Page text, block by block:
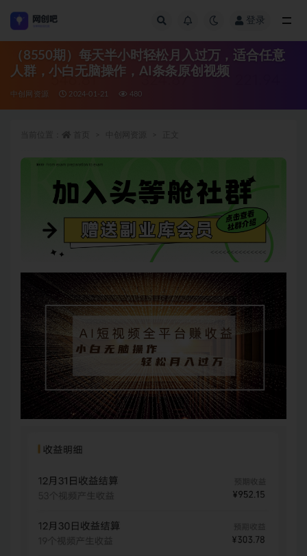
登录
（8550期）每天半小时轻松月入过万，适合任意
人群，小白无脑操作，AI条条原创视频
中创网资源 2024-01-21 480